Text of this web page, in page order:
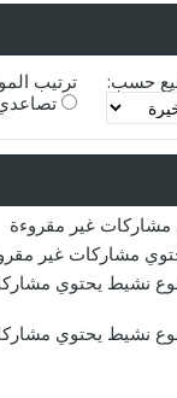
حسب:
ترتيب
مشاركات غير مقروءة
مشاركات غير
نشيط يحتوي
نشيط يحتوي